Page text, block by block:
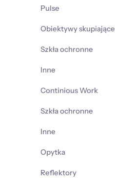
Pulse
Obiektywy skupiające
Szkła ochronne
Inne
Continious Work
Szkła ochronne
Inne
Opytka
Reflektory